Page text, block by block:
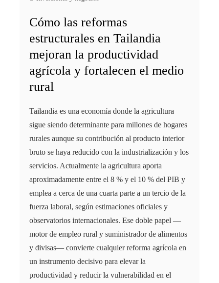
Cómo las reformas
estructurales en Tailandia
mejoran la productividad
agrícola y fortalecen el medio
rural
Tailandia es una economía donde la agricultura
sigue siendo determinante para millones de hogares
rurales aunque su contribución al producto interior
bruto se haya reducido con la industrialización y los
servicios. Actualmente la agricultura aporta
aproximadamente entre el 8 % y el 10 % del PIB y
emplea a cerca de una cuarta parte a un tercio de la
fuerza laboral, según estimaciones oficiales y
observatorios internacionales. Ese doble papel —
motor de empleo rural y suministrador de alimentos
y divisas— convierte cualquier reforma agrícola en
un instrumento decisivo para elevar la
productividad y reducir la vulnerabilidad en el